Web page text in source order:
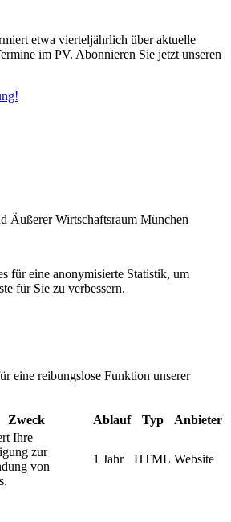
etwa vierteljährlich über aktuelle
im PV. Abonnieren Sie jetzt unseren
Äußerer Wirtschaftsraum München
für eine anonymisierte Statistik, um
für Sie zu verbessern.
eine reibungslose Funktion unserer
Zweck Ablauf Typ Anbieter
Ihre
zur
von
1 Jahr HTML Website